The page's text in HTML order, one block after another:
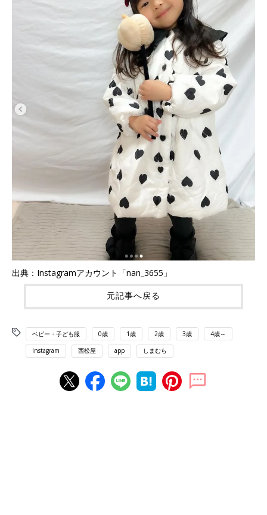
出典：Instagramアカウント「nan_3655」
元記事へ戻る
ベビー・子ども服 0歳 1歳 2歳 3歳 4歳～
Instagram 西松屋 app しまむら